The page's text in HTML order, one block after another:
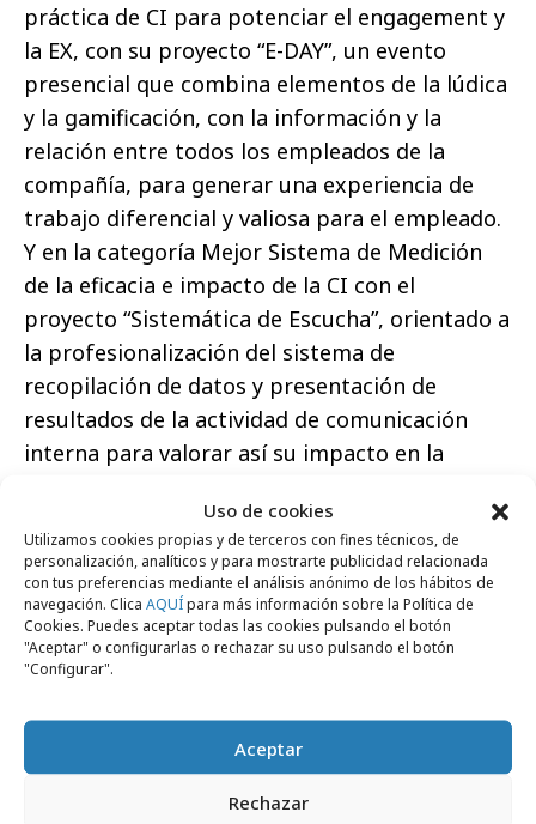
Uso de cookies
Utilizamos cookies propias y de terceros con fines técnicos, de
personalización, analíticos y para mostrarte publicidad relacionada
con tus preferencias mediante el análisis anónimo de los hábitos de
navegación. Clica AQUÍpara más información sobre la Política de
Cookies. Puedes aceptar todas las cookies pulsando el botón
"Aceptar" o configurarlas o rechazar su uso pulsando el botón
"Configurar".
Aceptar
Rechazar
práctica de CI para potenciar el engagement y
la EX, con su proyecto “E-DAY”, un evento
presencial que combina elementos de la lúdica
y la gamificación, con la información y la
relación entre todos los empleados de la
compañía, para generar una experiencia de
trabajo diferencial y valiosa para el empleado.
Y en la categoría Mejor Sistema de Medición
de la eficacia e impacto de la CI con el
proyecto “Sistemática de Escucha”, orientado a
la profesionalización del sistema de
recopilación de datos y presentación de
resultados de la actividad de comunicación
interna para valorar así su impacto en la
Los Premios a las Mejores Prácticas en
Comunicación Interna se convocan con una
periodicidad anual desde el 2009 con el
objetivo de identificar y reconocer aquellas
prácticas que, en el contexto de cambio que
comunicación Interna y en la gestión de
personas por su innovación, impacto y
excelencia en las diferentes categorías.